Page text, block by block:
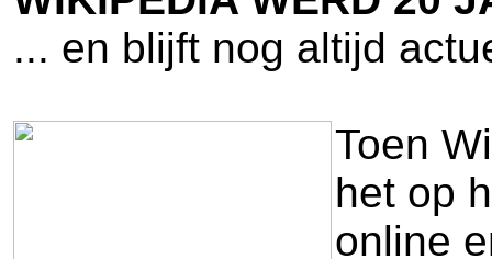
... en blijft nog altijd
Toen
het op
online